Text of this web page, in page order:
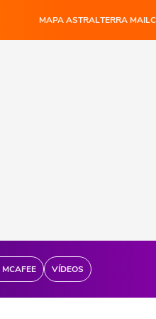
MAPA ASTRALTERRA MAIL
VÍDEOS